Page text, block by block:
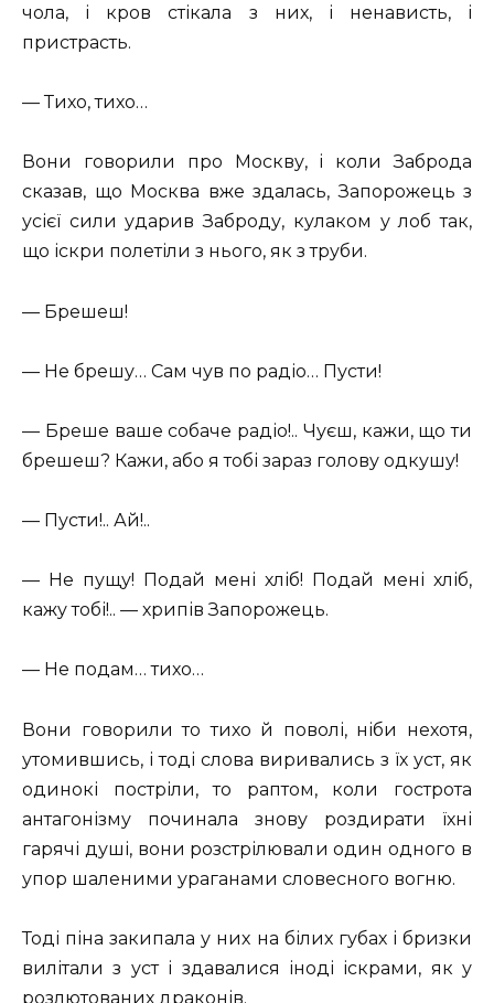
чола, і кров стікала з них, і ненависть, і
пристрасть.
— Тихо, тихо…
Вони говорили про Москву, і коли Заброда
сказав, що Москва вже здалась, Запорожець з
усієї сили ударив Заброду, кулаком у лоб так,
що іскри полетіли з нього, як з труби.
— Брешеш!
— Не брешу… Сам чув по радіо… Пусти!
— Бреше ваше собаче радіо!.. Чуєш, кажи, що ти
брешеш? Кажи, або я тобі зараз голову одкушу!
— Пусти!.. Ай!..
— Не пущу! Подай мені хліб! Подай мені хліб,
кажу тобі!.. — хрипів Запорожець.
— Не подам… тихо…
Вони говорили то тихо й поволі, ніби нехотя,
утомившись, і тоді слова виривались з їх уст, як
одинокі постріли, то раптом, коли гострота
антагонізму починала знову роздирати їхні
гарячі душі, вони розстрілювали один одного в
упор шаленими ураганами словесного вогню.
Тоді піна закипала у них на білих губах і бризки
вилітали з уст і здавалися іноді іскрами, як у
розлютованих драконів.